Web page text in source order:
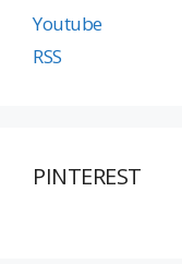
Youtube
RSS
PINTEREST